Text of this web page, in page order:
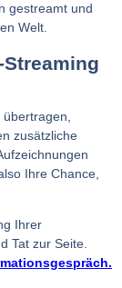
gestreamt und
Welt.
zusätzliche
Ihre Chance,
Ihrer
Tat zur Seite.